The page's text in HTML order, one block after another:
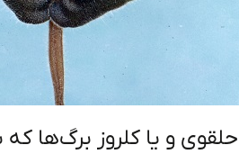
و یا کلروز برگ‌ها